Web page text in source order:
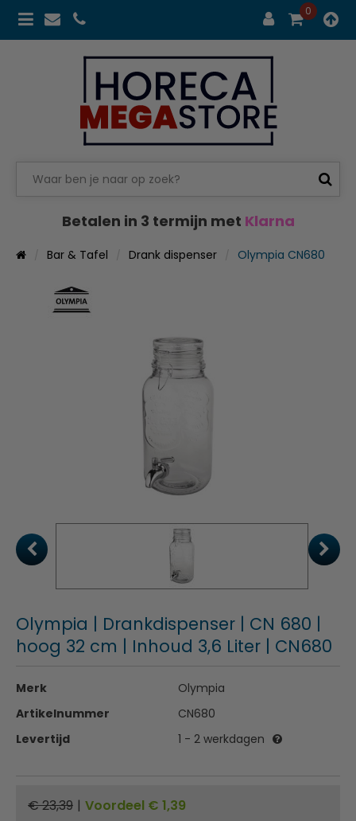
0
Betalen in 3 termijn met Klarna
Bar & Tafel Drank dispenser Olympia CN680
Olympia | Drankdispenser | CN 680 |
hoog 32 cm | Inhoud 3,6 Liter | CN680
Merk
Olympia
Artikelnummer
CN680
Levertijd
1 - 2 werkdagen
€ 23,39 | Voordeel € 1,39